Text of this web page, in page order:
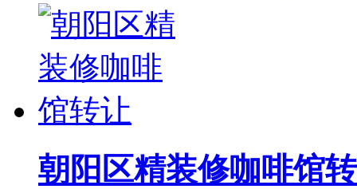
朝阳区精装修咖啡馆